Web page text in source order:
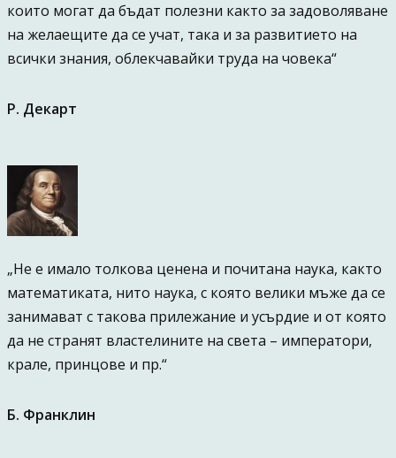
които могат да бъдат полезни както за задоволяване
на желаещите да се учат, така и за развитието на
всички знания, облекчавайки труда на човека“
Р. Декарт
„Не е имало толкова ценена и почитана наука, както
математиката, нито наука, с която велики мъже да се
занимават с такова прилежание и усърдие и от която
да не странят властелините на света – императори,
крале, принцове и пр.“
Б. Франклин